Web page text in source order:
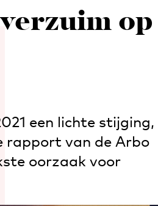
op
een lichte stijging,
van de Arbo
oorzaak voor